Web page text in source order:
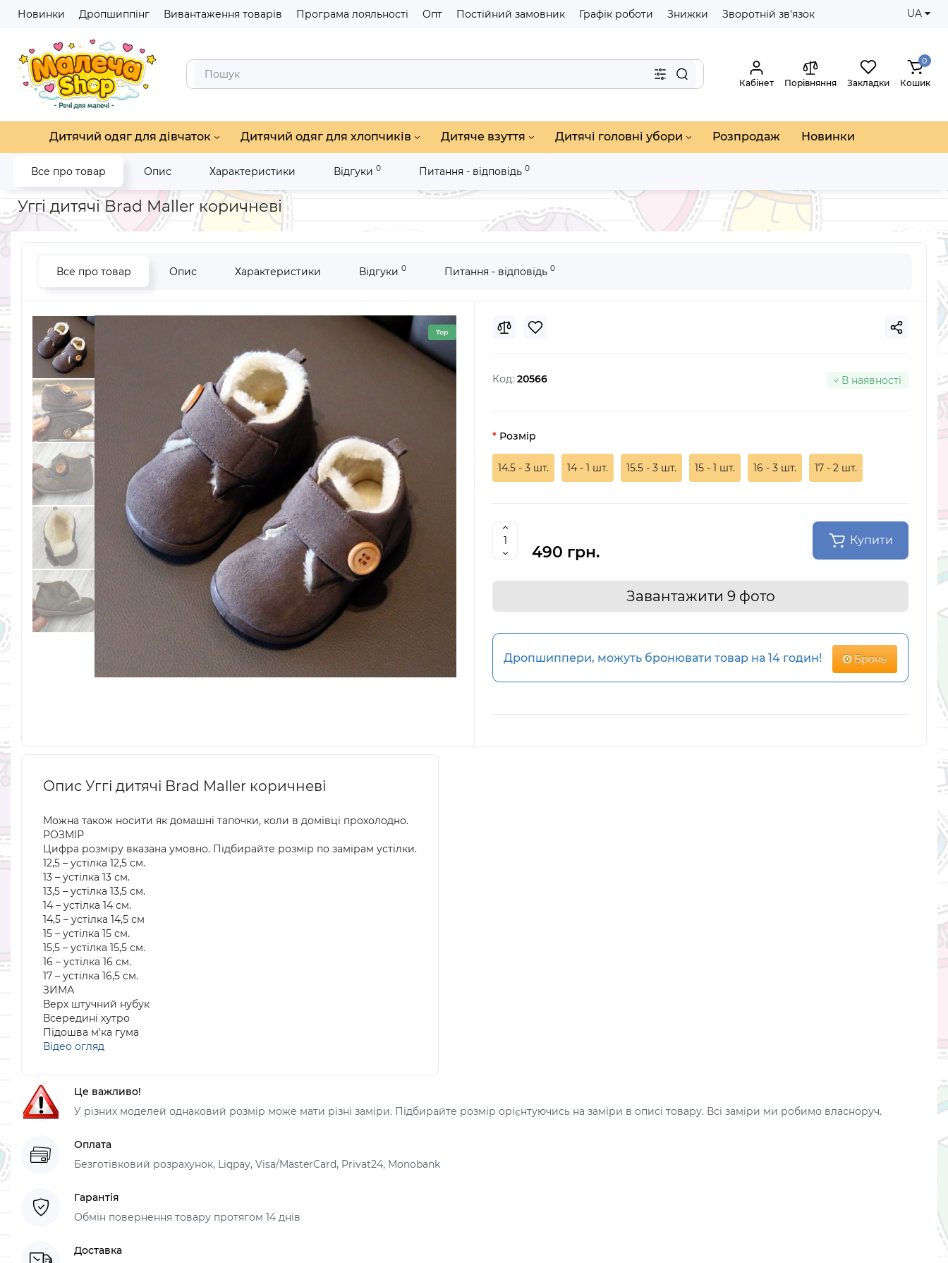
Новинки Дропшиппінг Вивантаження товарів Програма лояльності Опт Постійний замовник Графік роботи Знижки Зворотній зв'язок UA
Кабінет Порівняння Закладки
0
Кошик
Дитячий одяг для дівчаток Дитячий одяг для хлопчиків Дитяче взуття Дитячі головні убори Розпродаж Новинки
Все про товар Опис Характеристики Відгуки 0 Питання - відповідь 0
Головна Дитяче взуття Дитячі черевички, чобітки, уггі Уггі дитячі Brad Maller коричневі
Уггі дитячі Brad Maller коричневі
Все про товар Опис Характеристики Відгуки 0 Питання - відповідь 0
Top
Код: 20566 В наявності
Розмір
14.5 - 3 шт. 14 - 1 шт. 15.5 - 3 шт. 15 - 1 шт. 16 - 3 шт. 17 - 2 шт.
490 грн.
Купити
Завантажити 9 фото
Дропшиппери, можуть бронювати товар на 14 годин! Бронь
Опис Уггі дитячі Brad Maller коричневі
Можна також носити як домашні тапочки, коли в домівці прохолодно.
РОЗМІР
Цифра розміру вказана умовно. Підбирайте розмір по замірам устілки.
12,5 – устілка 12,5 см.
13 – устілка 13 см.
13,5 – устілка 13,5 см.
14 – устілка 14 см.
14,5 – устілка 14,5 см
15 – устілка 15 см.
15,5 – устілка 15,5 см.
16 – устілка 16 см.
17 – устілка 16,5 см.
ЗИМА
Верх штучний нубук
Всередині хутро
Підошва м'ка гума
Відео огляд
Це важливо!
У різних моделей однаковий розмір може мати різні заміри. Підбирайте розмір орієнтуючись на заміри в описі товару. Всі заміри ми робимо власноруч.
Оплата
Безготівковий розрахунок, Liqpay, Visa/MasterCard, Privat24, Monobank
Гарантія
Обмін повернення товару протягом 14 днів
Доставка